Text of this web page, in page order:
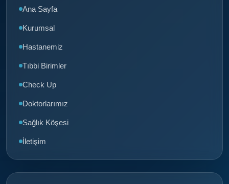
Ana Sayfa
Kurumsal
Hastanemiz
Tıbbi Birimler
Check Up
Doktorlarımız
Sağlık Köşesi
İletişim